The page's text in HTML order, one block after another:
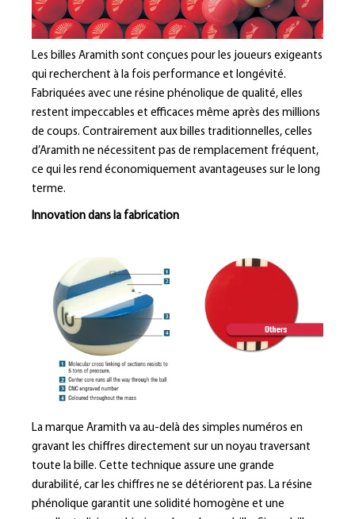
Les billes Aramith sont conçues pour les joueurs exigeants
qui recherchent à la fois performance et longévité.
Fabriquées avec une résine phénolique de qualité, elles
restent impeccables et efficaces même après des millions
de coups. Contrairement aux billes traditionnelles, celles
d’Aramith ne nécessitent pas de remplacement fréquent,
ce qui les rend économiquement avantageuses sur le long
terme.
Innovation dans la fabrication
La marque Aramith va au-delà des simples numéros en
gravant les chiffres directement sur un noyau traversant
toute la bille. Cette technique assure une grande
durabilité, car les chiffres ne se détériorent pas. La résine
phénolique garantit une solidité homogène et une